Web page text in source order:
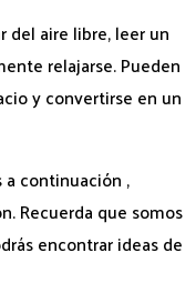
del aire libre, leer un
relajarse. Pueden
y convertirse en un
continuación ,
Recuerda que somos
encontrar ideas de